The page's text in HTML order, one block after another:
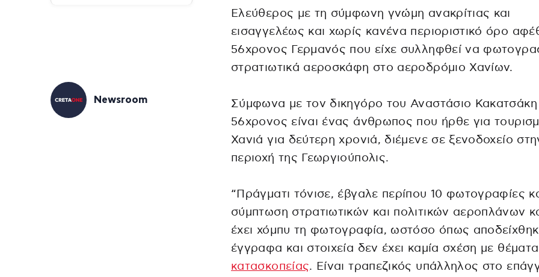
Newsroom
Ελεύθερος με τη σύμφωνη γνώμη ανακρίτιας και
εισαγγελέως και χωρίς κανένα περιοριστικό όρο
56χρονος Γερμανός που είχε συλληφθεί να
στρατιωτικά αεροσκάφη στο αεροδρόμιο Χανίων.
Σύμφωνα με τον δικηγόρο του Αναστάσιο
56χρονος είναι ένας άνθρωπος που ήρθε για
Χανιά για δεύτερη χρονιά, διέμενε σε ξενοδοχείο
περιοχή της Γεωργιούπολις.
“Πράγματι τόνισε, έβγαλε περίπου 10 φωτογραφίες
σύμπτωση στρατιωτικών και πολιτικών αεροπλάνων
έχει χόμπυ τη φωτογραφία, ωστόσο όπως
έγγραφα και στοιχεία δεν έχει καμία σχέση με θέματα
κατασκοπείας. Είναι τραπεζικός υπάλληλος στο